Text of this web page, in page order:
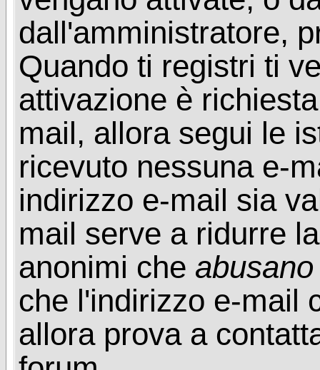
dall'amministratore,
Quando ti registri ti
attivazione è
mail, allora segui le
ricevuto nessuna e-
indirizzo e-mail sia
mail serve a ridurre
anonimi che abusano
che l'indirizzo e-mail
allora prova a